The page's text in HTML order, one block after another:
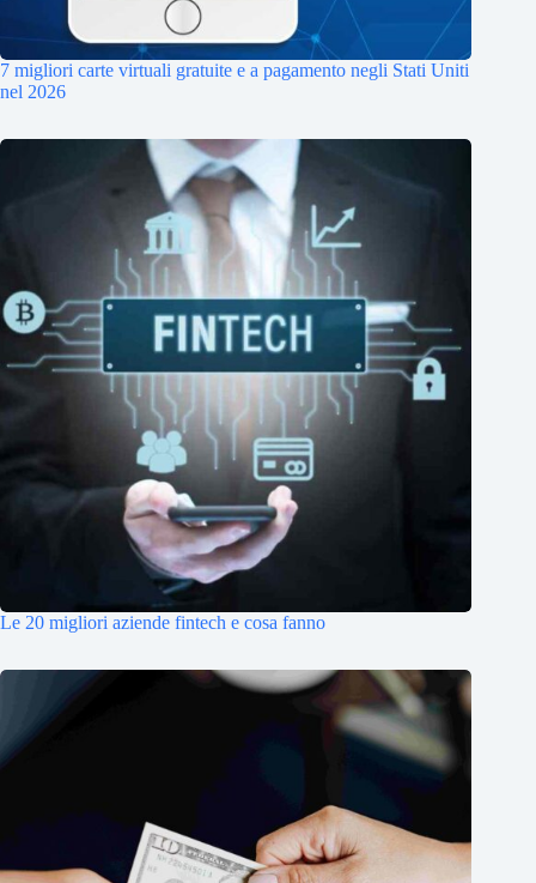
7 migliori carte virtuali gratuite e a pagamento negli Stati Uniti
nel 2026
Le 20 migliori aziende fintech e cosa fanno